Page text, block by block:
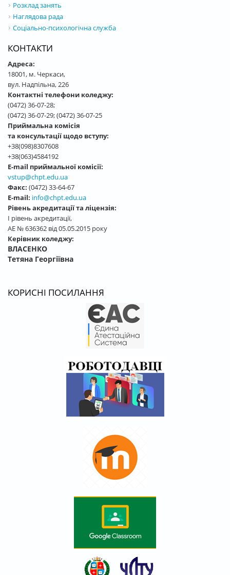
Розклад занять
Наглядова рада
Соціально-психологічна служба
КОНТАКТИ
Адреса:
18001, м. Черкаси,
вул. Надпільна, 226
Контактні телефони коледжу:
(0472) 36-07-28;
(0472) 36-07-29; (0472) 36-07-25
Приймальна комісія
та консультації щодо вступу:
+38(098)8307608
+38(063)4584192
E-mail приймальної комісії:
vstup@chpt.edu.ua
Факс: (0472) 33-64-67
E-mail: info@chpt.edu.ua
Рівень акредитації та ліцензія:
І рівень акредитації,
АЕ № 636362 від 05.05.2015 року
Керівник коледжу:
ВЛАСЕНКО
Тетяна Георгіївна
КОРИСНІ ПОСИЛАННЯ